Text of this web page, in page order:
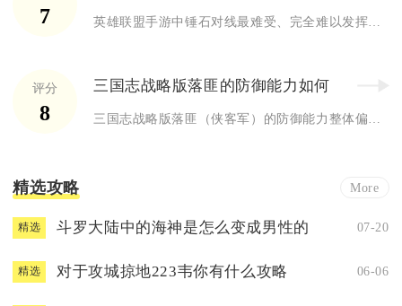
7 英雄联盟手游中锤石对线最难受、完全难以发挥作用的对局，是以莫...
评分
8
三国志战略版落匪的防御能力如何
精选攻略 More
精选 斗罗大陆中的海神是怎么变成男性的 07-20
精选 对于攻城掠地223韦你有什么攻略 06-06